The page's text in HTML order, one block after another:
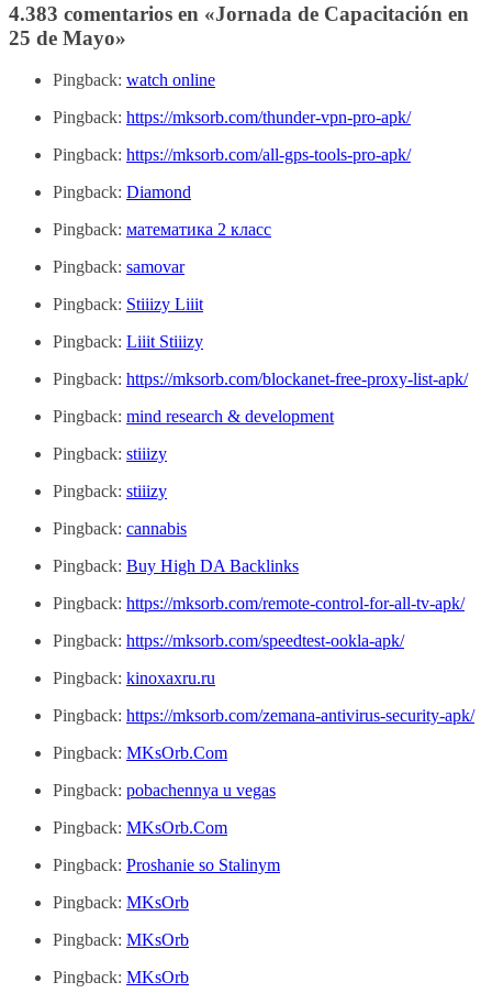
4.383 comentarios en «Jornada de Capacitación en
25 de Mayo»
Pingback: watch online
Pingback: https://mksorb.com/thunder-vpn-pro-apk/
Pingback: https://mksorb.com/all-gps-tools-pro-apk/
Pingback: Diamond
Pingback: математика 2 класс
Pingback: samovar
Pingback: Stiiizy Liiit
Pingback: Liiit Stiiizy
Pingback: https://mksorb.com/blockanet-free-proxy-list-apk/
Pingback: mind research & development
Pingback: stiiizy
Pingback: stiiizy
Pingback: cannabis
Pingback: Buy High DA Backlinks
Pingback: https://mksorb.com/remote-control-for-all-tv-apk/
Pingback: https://mksorb.com/speedtest-ookla-apk/
Pingback: kinoxaxru.ru
Pingback: https://mksorb.com/zemana-antivirus-security-apk/
Pingback: MKsOrb.Com
Pingback: pobachennya u vegas
Pingback: MKsOrb.Com
Pingback: Proshanie so Stalinym
Pingback: MKsOrb
Pingback: MKsOrb
Pingback: MKsOrb